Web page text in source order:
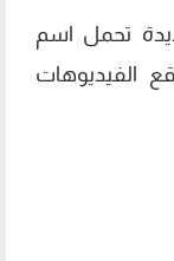
تحمل اسم
الفيديوهات